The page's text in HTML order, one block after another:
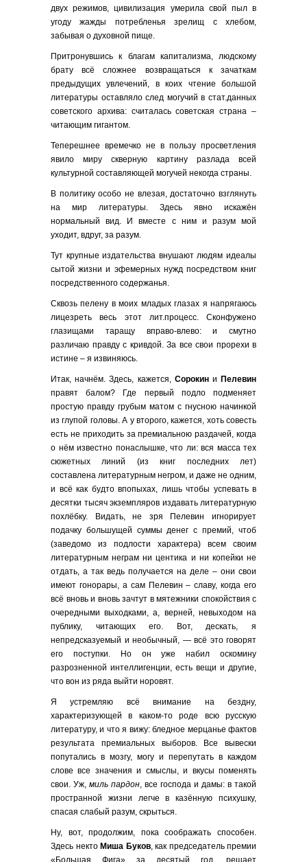
двух режимов, цивилизация умерила свой пыл в
угоду жажды потребленья зрелищ с хлебом,
забывая о духовной пище.
Притронувшись к благам капитализма, людскому
брату всё сложнее возвращаться к зачаткам
предыдущих увлечений, в коих чтение большой
литературы оставляло след могучий в стат.данных
советского архива: считалась советская страна –
читающим гигантом.
Теперешнее времечко не в пользу просветления
явило миру скверную картину разлада всей
культурной составляющей могучей некогда страны.
В политику особо не влезая, достаточно взглянуть
на мир литературы. Здесь явно искажён
нормальный вид. И вместе с ним и разум мой
уходит, вдруг, за разум.
Тут крупные издательства внушают людям идеалы
сытой жизни и эфемерных нужд посредством книг
посредственного содержанья.
Сквозь пелену в моих младых глазах я напрягаюсь
лицезреть весь этот лит.процесс. Сконфужено
глазищами таращу вправо-влево: и смутно
различаю правду с кривдой. За все свои прорехи в
истине – я извиняюсь.
Итак, начнём. Здесь, кажется, Сорокини Пелевин
правят балом? Где первый подло подменяет
простую правду грубым матом с гнусною начинкой
из глупой головы. А у второго, кажется, хоть совесть
есть не приходить за премиальною раздачей, когда
о нём известно понаслышке, что ли: вся масса тех
сюжетных линий (из книг последних лет)
составлена литературным негром, и даже не одним,
и всё как будто впопыхах, лишь чтобы успевать в
десятки тысяч экземпляров издавать литературную
похлёбку. Видать, не зря Пелевин игнорирует
подачку большущей суммы денег с премий, чтоб
(заведомо из подлости характера) всем своим
литературным неграм ни центика и ни копейки не
отдать, а так ведь получается на деле – они свои
имеют гонорары, а сам Пелевин – славу, когда его
всё вновь и вновь зачтут в мятежники спокойствия с
очередными выходками, а, верней, невыходом на
публику, читающих его. Вот, дескать, я
непредсказуемый и необычный, — всё это говорят
его поступки. Но он уже набил оскомину
разрозненной интеллигенции, есть вещи и другие,
что вон из ряда выйти норовят.
Я устремляю всё внимание на бездну,
характеризующей в каком-то роде всю русскую
литературу, и что я вижу: бледное мерцанье фактов
результата премиальных выборов. Все вывески
попутались в мозгу, могу и перепутать в каждом
слове все значения и смыслы, и вкусы поменять
свои. Уж, миль пардон, все господа и дамы: в такой
пространной жизни легче в казённую психушку,
спасая слабый разум, скрыться.
Ну, вот, продолжим, пока соображать способен.
Здесь некто Миша Буков, как председатель премии
«Большая Фига» за десятый год, решает